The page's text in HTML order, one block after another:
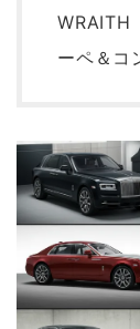
WRAITH
ーペ＆コ